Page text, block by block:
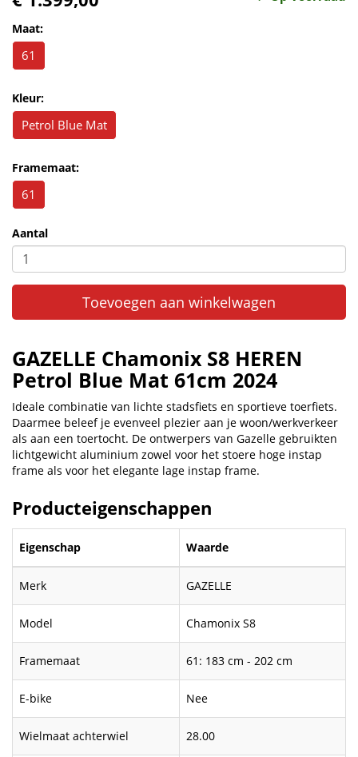
Maat:
61
Kleur:
Petrol Blue Mat
Framemaat:
61
Aantal
Toevoegen aan winkelwagen
GAZELLE Chamonix S8 HEREN
Petrol Blue Mat 61cm 2024
Ideale combinatie van lichte stadsfiets en sportieve toerfiets.
Daarmee beleef je evenveel plezier aan je woon/werkverkeer
als aan een toertocht. De ontwerpers van Gazelle gebruikten
lichtgewicht aluminium zowel voor het stoere hoge instap
frame als voor het elegante lage instap frame.
Producteigenschappen
Eigenschap Waarde
Merk GAZELLE
Model Chamonix S8
Framemaat 61: 183 cm - 202 cm
E-bike Nee
Wielmaat achterwiel 28.00